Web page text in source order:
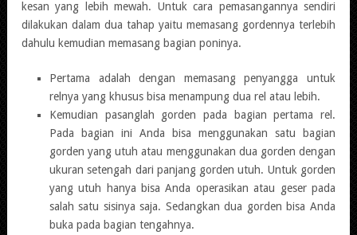
kesan yang lebih mewah. Untuk cara pemasangannya sendiri
dilakukan dalam dua tahap yaitu memasang gordennya terlebih
dahulu kemudian memasang bagian poninya.
Pertama adalah dengan memasang penyangga untuk
relnya yang khusus bisa menampung dua rel atau lebih.
Kemudian pasanglah gorden pada bagian pertama rel.
Pada bagian ini Anda bisa menggunakan satu bagian
gorden yang utuh atau menggunakan dua gorden dengan
ukuran setengah dari panjang gorden utuh. Untuk gorden
yang utuh hanya bisa Anda operasikan atau geser pada
salah satu sisinya saja. Sedangkan dua gorden bisa Anda
buka pada bagian tengahnya.